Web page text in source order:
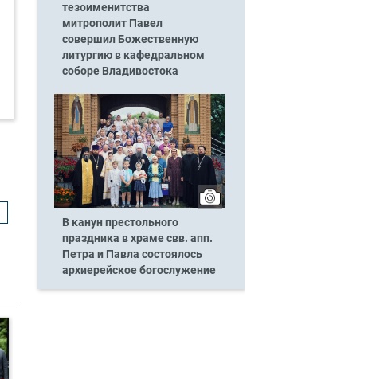
тезоименитства
митрополит Павел
совершил Божественную
литургию в кафедральном
соборе Владивостока
В канун престольного
праздника в храме свв. апп.
Петра и Павла состоялось
архиерейское богослужение